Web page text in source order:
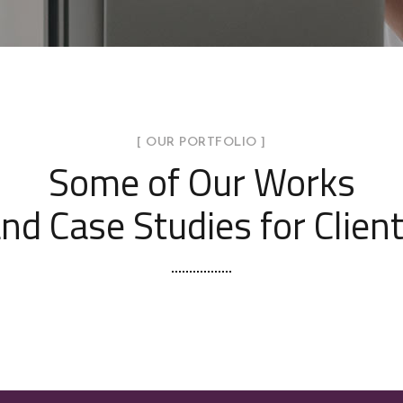
[ OUR PORTFOLIO ]
Some of Our Works
Case Studies for